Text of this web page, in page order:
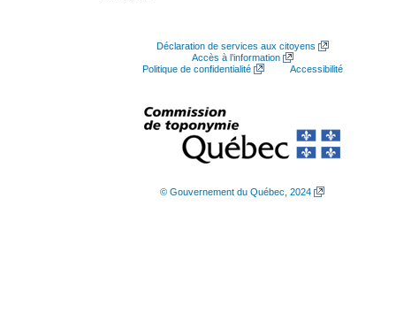
Déclaration de services aux citoyens
Accès à l’information
Politique de confidentialité
Accessibilité
© Gouvernement du Québec, 2024